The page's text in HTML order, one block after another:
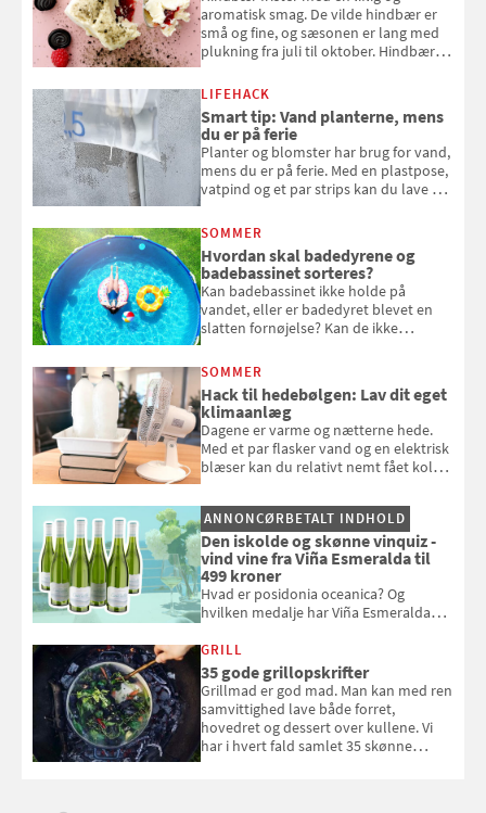
aromatisk smag. De vilde hindbær er
små og fine, og sæsonen er lang med
plukning fra juli til oktober. Hindbær
kan bruge dine hindbær i alt fra
bagværk og salater til is og syltning.
LIFEHACK
Smart tip: Vand planterne, mens
du er på ferie
Planter og blomster har brug for vand,
mens du er på ferie. Med en plastpose,
vatpind og et par strips kan du lave dit
at bede naboen om at vande eller
komme hjem til døde planter
SOMMER
Hvordan skal badedyrene og
badebassinet sorteres?
Kan badebassinet ikke holde på
vandet, eller er badedyret blevet en
slatten fornøjelse? Kan de ikke
opmærksom, når du smider
badebassinet eller et badedyr ud
SOMMER
Hack til hedebølgen: Lav dit eget
klimaanlæg
Dagene er varme og nætterne hede.
Med et par flasker vand og en elektrisk
blæser kan du relativt nemt fået koldt
og se, hvordan du gør
ANNONCØRBETALT INDHOLD
Den iskolde og skønne vinquiz -
vind vine fra Viña Esmeralda til
499 kroner
Hvad er posidonia oceanica? Og
hvilken medalje har Viña Esmeralda
med i Samvirkes skønne vinquiz, hvor
du kan vinde 6 flasker vin fra Viña
Esmeralda. Konkurrencen slutter 1.
september 2026.
GRILL
35 gode grillopskrifter
Grillmad er god mad. Man kan med ren
samvittighed lave både forret,
hovedret og dessert over kullene. Vi
har i hvert fald samlet 35 skønne